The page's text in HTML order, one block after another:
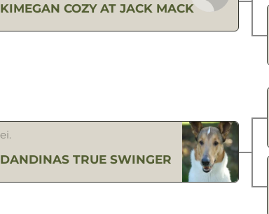
KIMEGAN COZY AT JACK MACK
ei.
DANDINAS TRUE SWINGER